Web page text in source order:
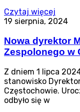
Czytaj więcej
19 sierpnia, 2024
Nowa dyrektor
Zespolonego w
Z dniem 1 lipca
stanowisko
Częstochowie.
odbyło się w